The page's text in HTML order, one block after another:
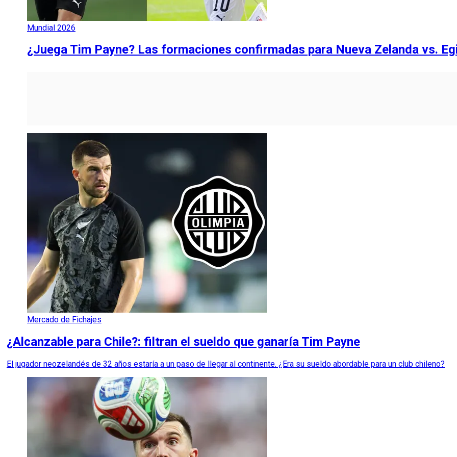
Mundial 2026
¿Juega Tim Payne? Las formaciones confirmadas para Nueva Zelanda vs.
Mercado de Fichajes
¿Alcanzable para Chile?: filtran el sueldo que ganaría Tim Payne
El jugador neozelandés de 32 años estaría a un paso de llegar al continente. ¿Era su sueldo abordable para un club chileno?